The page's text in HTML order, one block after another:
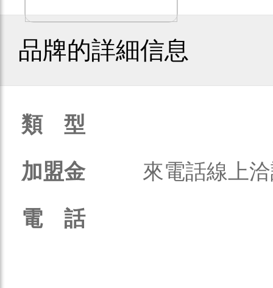
品牌的詳細信息
類 型
加盟金
來電話線上
電 話